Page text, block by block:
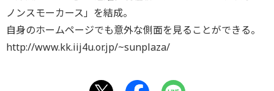
ノンスモーカース」を結成。
自身のホームページでも意外な側面を見ることができる。
http://www.kk.iij4u.or.jp/~sunplaza/